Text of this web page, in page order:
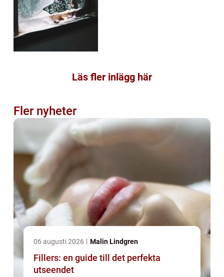
Läs fler inlägg här
Fler nyheter
06 augusti 2026 Malin Lindgren
Fillers: en guide till det perfekta
utseendet